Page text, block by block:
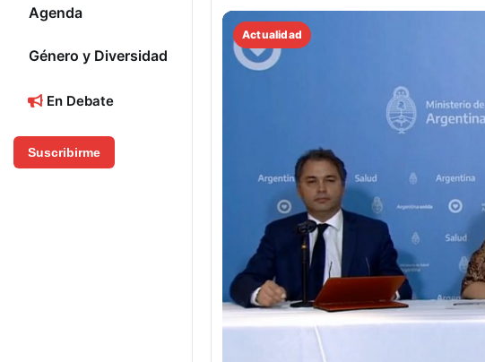
Agenda
Género y Diversidad
En Debate
Suscribirme
Actualidad